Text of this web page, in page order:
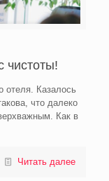
чистоты!
отеля. Казалось
что далеко
Как в
Читать далее